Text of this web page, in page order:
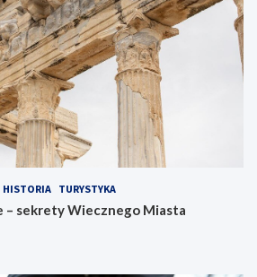
HISTORIA TURYSTYKA
– sekrety Wiecznego Miasta